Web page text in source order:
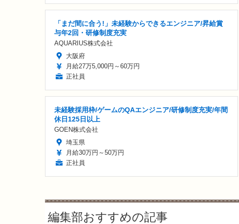
「まだ間に合う!」未経験からできるエンジニア/昇給賞
与年2回・研修制度充実
AQUARIUS株式会社
大阪府
月給27万5,000円～60万円
正社員
未経験採用枠/ゲームのQAエンジニア/研修制度充実/年間
休日125日以上
GOEN株式会社
埼玉県
月給30万円～50万円
正社員
編集部おすすめの記事